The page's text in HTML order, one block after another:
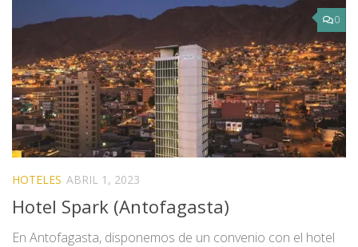
0
HOTELES ABRIL 1, 2023
Hotel Spark (Antofagasta)
En Antofagasta, disponemos de un convenio con el hotel